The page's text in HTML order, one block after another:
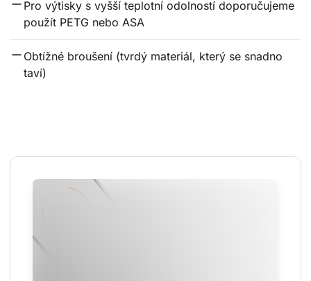
Pro výtisky s vyšší teplotní odolností doporučujeme
použít PETG nebo ASA
Obtížné broušení (tvrdý materiál, který se snadno
taví)